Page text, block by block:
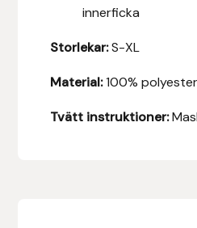
innerficka
Storlekar:S-XL
Material:100% polyester
Tvätt instruktioner: